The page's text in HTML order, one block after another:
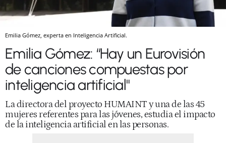
Emilia Gómez, experta en Inteligencia Artificial.
Emilia Gómez: “Hay un Eurovisión
de canciones compuestas por
inteligencia artificial"
La directora del proyecto HUMAINT y una de las 45
mujeres referentes para las jóvenes, estudia el impacto
de la inteligencia artificial en las personas.